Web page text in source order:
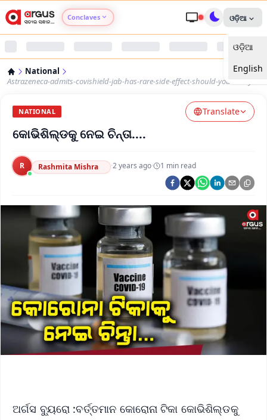
Conclaves
Argus Nari Shakti
Argus Health Connect
Argus Swaad Odisha
Argus Chalo Dekhein Apna Desh
ଓଡ଼ିଆ
ଓଡ଼ିଆ
English
National
Astrazeneca-admits-covishield-jab-has-rare-side-effect-should-you-worry
NATIONAL Translate
କୋଭିଶିଲ୍ଡକୁ ନେଇ ଚିନ୍ତା....
R Rashmita Mishra ·2 years ago· 1 min read
ଅର୍ଗସ ବ୍ୟୁରୋ :ବର୍ତ୍ତମାନ କୋରୋନା ଟିକା କୋଭିଶିଲ୍ଡକୁ